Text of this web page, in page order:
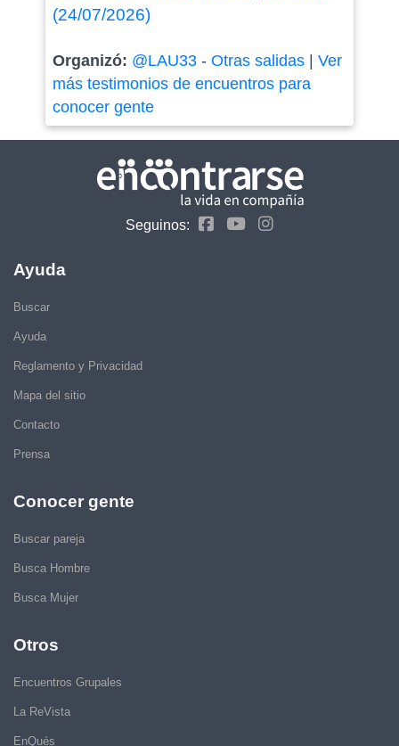
(24/07/2026)
Organizó: @LAU33- Otras salidas| Ver
más testimonios de encuentros para
conocer gente
Seguinos:
Ayuda
Buscar
Ayuda
Reglamento y Privacidad
Mapa del sitio
Contacto
Prensa
Conocer gente
Buscar pareja
Busca Hombre
Busca Mujer
Otros
Encuentros Grupales
La ReVista
EnQués